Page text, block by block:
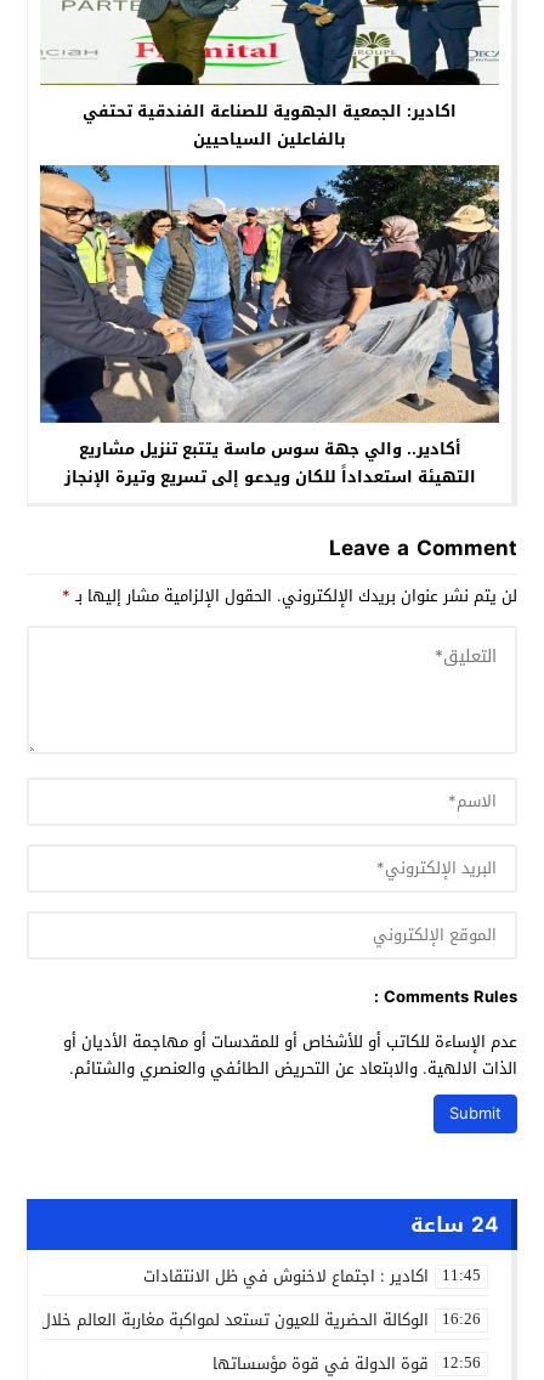
اكادير: الجمعية الجهوية للصناعة الفندقية تحتفي
بالفاعلين السياحيين
أكادير.. والي جهة سوس ماسة يتتبع تنزيل مشاريع
التهيئة استعداداً للكان ويدعو إلى تسريع وتيرة الإنجاز
Leave a Comment
لن يتم نشر عنوان بريدك الإلكتروني. الحقول الإلزامية مشار إليها بـ*
Comments Rules :
عدم الإساءة للكاتب أو للأشخاص أو للمقدسات أو مهاجمة الأديان أو
الذات الالهية. والابتعاد عن التحريض الطائفي والعنصري والشتائم.
24 ساعة
11:45 اكادير : اجتماع لاخنوش في ظل الانتقادات
16:26 الوكالة الحضرية للعيون تستعد لمواكبة مغاربة العالم خلال
12:56 قوة الدولة في قوة مؤسساتها